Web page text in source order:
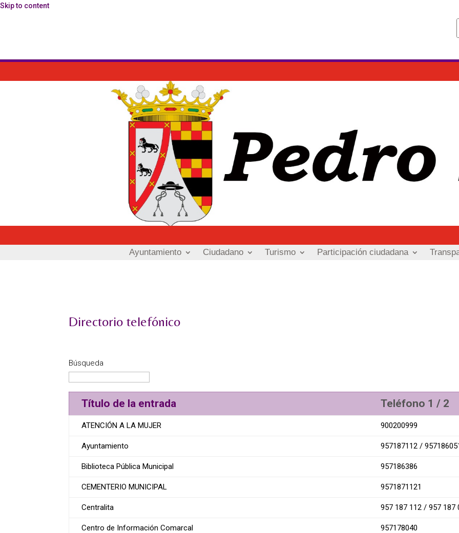
Skip to content
Ayuntamiento Ciudadano Turismo Participación ciudadana
Directorio telefónico
Búsqueda
Título de la entrada Teléfono 1 / 2
ATENCIÓN A LA MUJER 900200999
Ayuntamiento 957187112 /
Biblioteca Pública Municipal 957186386
CEMENTERIO MUNICIPAL 9571871121
Centralita 957 187 112 / 957 187
Centro de Información Comarcal 957178040